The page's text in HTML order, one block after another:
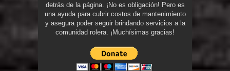
detrás de la página. ¡No es obligación! Pero es
una ayuda para cubrir costos de mantenimiento
y asegura poder seguir brindando servicios a la
comunidad rolera. ¡Muchísimas gracias!